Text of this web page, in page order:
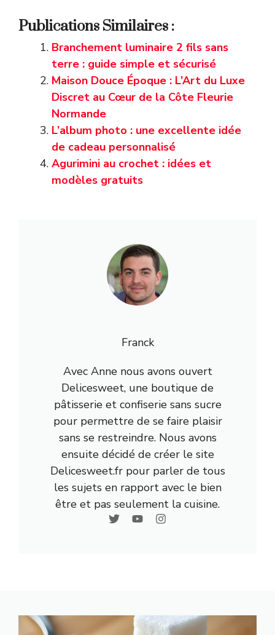
Publications Similaires :
Branchement luminaire 2 fils sans
terre : guide simple et sécurisé
Maison Douce Époque : L’Art du Luxe
Discret au Cœur de la Côte Fleurie
Normande
L’album photo : une excellente idée
de cadeau personnalisé
Agurimini au crochet : idées et
modèles gratuits
Franck
Avec Anne nous avons ouvert
Delicesweet, une boutique de
pâtisserie et confiserie sans sucre
pour permettre de se faire plaisir
sans se restreindre. Nous avons
ensuite décidé de créer le site
Delicesweet.fr pour parler de tous
les sujets en rapport avec le bien
être et pas seulement la cuisine.